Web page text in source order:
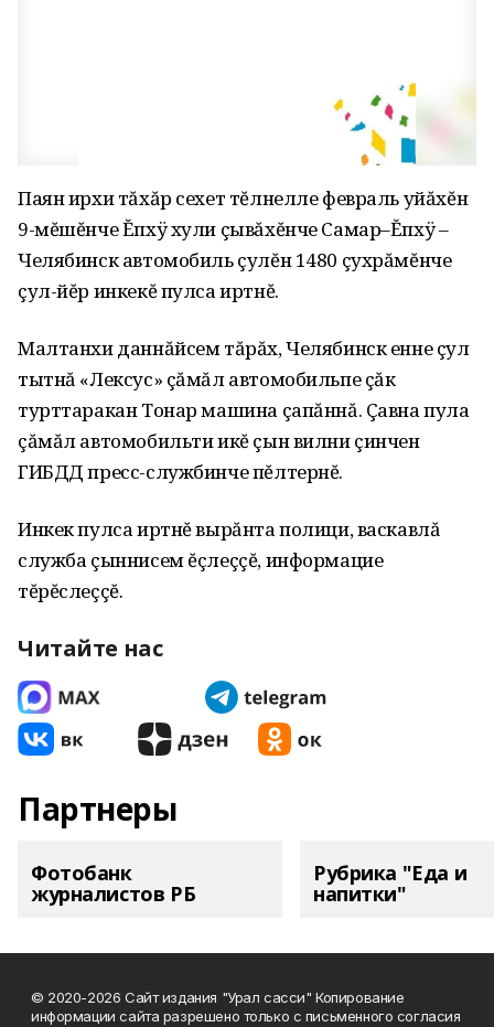
Паян ирхи тăхăр сехет тĕлнелле февраль уйăхĕн
9-мĕшĕнче Ĕпхÿ хули çывăхĕнче Самар–Ĕпхÿ –
Челябинск автомобиль çулĕн 1480 çухрăмĕнче
çул-йĕр инкекĕ пулса иртнĕ.
Малтанхи даннăйсем тăрăх, Челябинск енне çул
тытнă «Лексус» çăмăл автомобильпе çăк
турттаракан Тонар машина çапăннă. Çавна пула
çăмăл автомобильти икĕ çын вилни çинчен
ГИБДД пресс-службинче пĕлтернĕ.
Инкек пулса иртнĕ вырăнта полици, васкавлă
служба çыннисем ĕçлеççĕ, информацие
тĕрĕслеççĕ.
Читайте нас
Партнеры
Фотобанк
журналистов РБ
Рубрика "Еда и
напитки"
© 2020-2026 Сайт издания "Урал сасси" Копирование
информации сайта разрешено только с письменного согласия